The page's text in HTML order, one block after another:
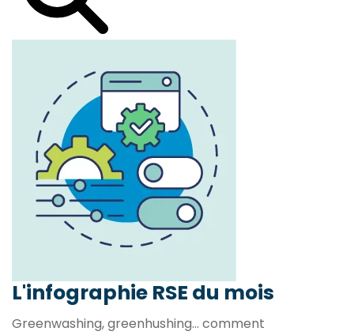
L'infographie RSE du mois
Greenwashing, greenhushing… comment